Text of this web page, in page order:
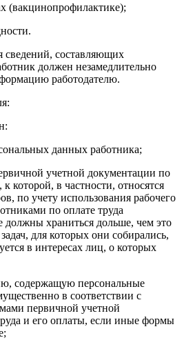
(вакцинопрофилактике);
сведений, составляющих
должен незамедлительно
работодателю.
данных работника;
учетной документации по
которой, в частности, относятся
по учету использования рабочего
по оплате труда
должны храниться дольше, чем это
для которых они собирались,
в интересах лиц, о которых
содержащую персональные
в соответствии с
первичной учетной
и его оплаты, если иные формы